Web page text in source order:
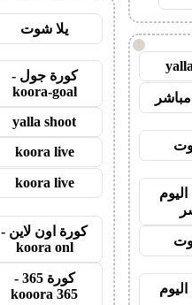
!
يلا شوت
كورة جول -
koora-goal
yalla shoot
koora live
koora live
كورة اون لاين -
koora onl
كورة 365 -
kooora 365